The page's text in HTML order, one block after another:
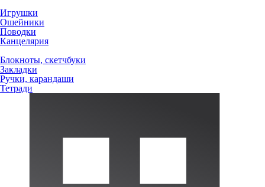
Игрушки
Ошейники
Поводки
Канцелярия
Блокноты, скетчбуки
Закладки
Ручки, карандаши
Тетради